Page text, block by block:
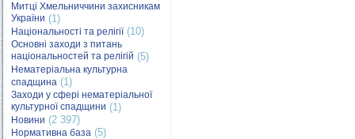
Митці Хмельниччини захисникам
України (1)
Національності та релігії(10)
Основні заходи з питань
національностей та релігій (5)
Нематеріальна культурна
спадщина (1)
Заходи у сфері нематеріальної
культурної спадщини (1)
Новини (2 397)
Нормативна база (5)